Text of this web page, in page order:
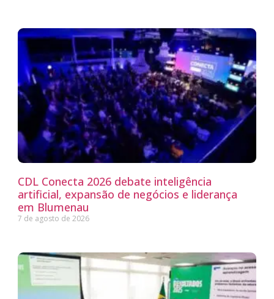
CDL Conecta 2026 debate inteligência
artificial, expansão de negócios e liderança
em Blumenau
7 de agosto de 2026